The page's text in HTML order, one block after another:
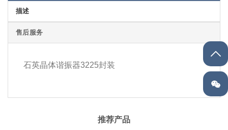
描述
售后服务
石英晶体谐振器3225封装
推荐产品